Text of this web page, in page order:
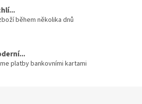
během několika dnů
platby bankovními kartami